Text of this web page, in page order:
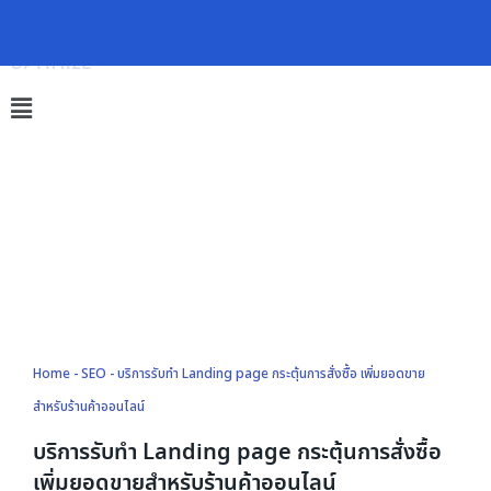
content
Home -SEO -บริการรับทำ Landing page กระตุ้นการสั่งซื้อ เพิ่มยอดขาย
สำหรับร้านค้าออนไลน์
บริการรับทำ Landing page กระตุ้นการสั่งซื้อ
เพิ่มยอดขายสำหรับร้านค้าออนไลน์